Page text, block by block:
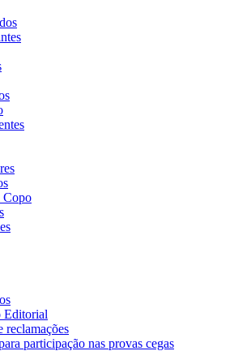
Copo
Editorial
reclamações
participação nas provas cegas